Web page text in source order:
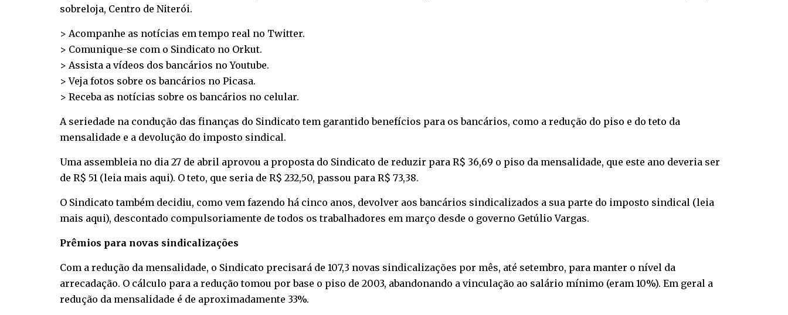
sobreloja, Centro de Niterói.
> Acompanhe as notícias em tempo real no Twitter.
> Comunique-se com o Sindicato no Orkut.
> Assista a vídeos dos bancários noYoutube.
> Veja fotos sobre os bancários no Picasa.
> Receba as notícias sobre os bancários no celular.
A seriedade na condução das finanças do Sindicato tem garantido benefícios para os bancários, como a redução do piso e do teto da
mensalidade e a devolução do imposto sindical.
Uma assembleia no dia 27 de abril aprovou a proposta do Sindicato de reduzir para R$ 36,69 o piso da mensalidade, que este ano deveria ser
de R$ 51 (leia mais aqui). O teto, que seria de R$ 232,50, passou para R$ 73,38.
O Sindicato também decidiu, como vem fazendo há cinco anos, devolver aos bancários sindicalizados a sua parte do imposto sindical (leia
mais aqui), descontado compulsoriamente de todos os trabalhadores em março desde o governo Getúlio Vargas.
Prêmios para novas sindicalizações
Com a redução da mensalidade, o Sindicato precisará de 107,3 novas sindicalizações por mês, até setembro, para manter o nível da
arrecadação. O cálculo para a redução tomou por base o piso de 2003, abandonando a vinculação ao salário mínimo (eram 10%). Em geral a
redução da mensalidade é de aproximadamente 33%.